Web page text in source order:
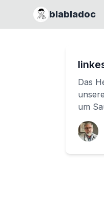
blabladoc
Das
um